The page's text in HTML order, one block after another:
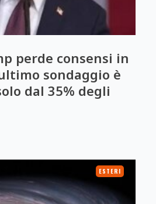
perde consensi in
sondaggio è
dal 35% degli
ESTERI